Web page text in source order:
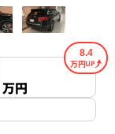
1/18
万円
8.4
万円